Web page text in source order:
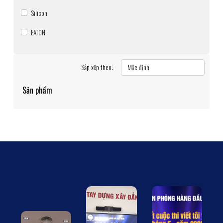
Silicon
EATON
Sản phẩm
Sắp xếp theo: